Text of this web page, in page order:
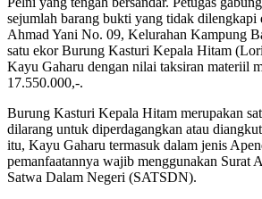
sejumlah barang bukti yang tidak dilengkapi
Ahmad Yani No. 09, Kelurahan Kampung
satu ekor Burung Kasturi Kepala Hitam
Kayu Gaharu dengan nilai taksiran materiil
17.550.000,-.
Burung Kasturi Kepala Hitam merupakan
dilarang untuk diperdagangkan atau
itu, Kayu Gaharu termasuk dalam jenis
pemanfaatannya wajib menggunakan Surat
Satwa Dalam Negeri (SATSDN).